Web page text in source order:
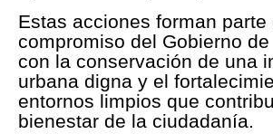
Estas acciones forman parte
compromiso del Gobierno
con la conservación de una
urbana digna y el
entornos limpios que
bienestar de la ciudadanía.